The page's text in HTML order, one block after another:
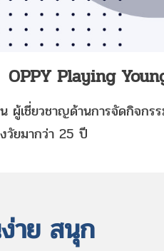
OPPY Playing
ผู้เชี่ยวชาญด้านการจัดกิจกร
วัยมากว่า 25 ปี
าย สนุก